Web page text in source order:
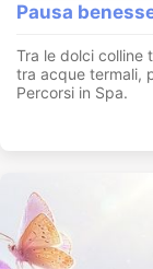
Pausa
Tra le dolci colline
tra acque termali,
Percorsi in Spa.